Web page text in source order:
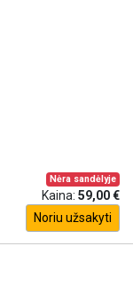
Nėra sandėlyje
Kaina: 59,00 €
Noriu užsakyti